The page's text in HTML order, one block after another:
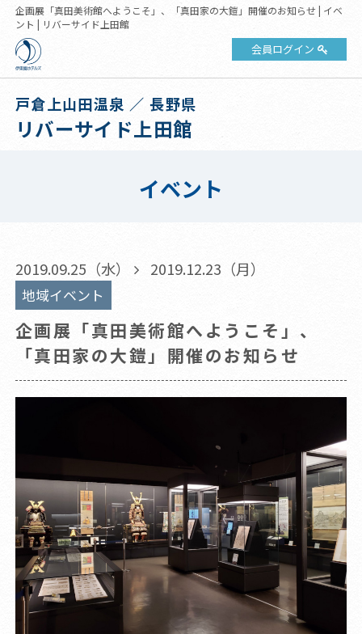
企画展「真田美術館へようこそ」、「真田家の大鎧」開催のお知らせ | イベ
ント | リバーサイド上田館
会員ログイン
戸倉上山田温泉 ／ 長野県
リバーサイド上田館
イベント
2019.09.25（水） 2019.12.23（月）
地域イベント
企画展「真田美術館へようこそ」、
「真田家の大鎧」開催のお知らせ